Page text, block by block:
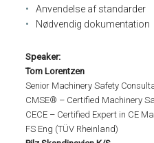
Anvendelse af standarder
Nødvendig dokumentation
Speaker:
Tom Lorentzen
Senior Machinery Safety
CMSE® – Certified Machinery
CECE – Certified Expert in CE
FS Eng (TÜV Rheinland)